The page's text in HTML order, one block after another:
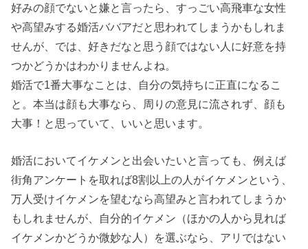
好みの顔でないと嫌と言ったら、すっごい高飛車な女性
や高望みする婚活ババアだと思われてしまうかもしれま
せんが、では、好きだなと思う顔ではない人に好意を持
つかどうかはわかりませんよね。
婚活で1番大事なことは、自分の気持ちに正直になるこ
と。本当は顔も大事なら、周りの意見に流されず、顔も
大事！と思っていて、いいと思います。
婚活においてイケメンと出会いたいと言っても、例えば
街角アンケートを取れば8割以上の人がイケメンという、
万人受けイケメンを望むなら高望みと言われてしまうか
もしれませんが、自分的イケメン（ほかの人から見れば
イケメンかどうか微妙な人）を選ぶなら、アリではない